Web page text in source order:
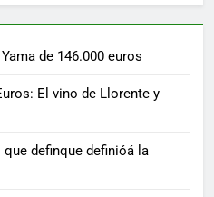
de 146.000 euros
El vino de Llorente y
definque definióá la